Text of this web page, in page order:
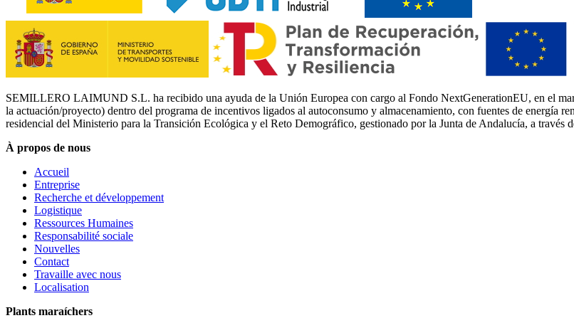
SEMILLERO LAIMUND S.L. ha recibido una ayuda de la Unión Europea con cargo al Fondo NextGenerationEU, en el
la actuación/proyecto) dentro del programa de incentivos ligados al autoconsumo y almacenamiento, con fuentes de energía
residencial del Ministerio para la Transición Ecológica y el Reto Demográfico, gestionado por la Junta de Andalucía, a través
À propos de nous
Accueil
Entreprise
Recherche et développement
Logistique
Ressources Humaines
Responsabilité sociale
Nouvelles
Contact
Travaille avec nous
Localisation
Plants maraíchers